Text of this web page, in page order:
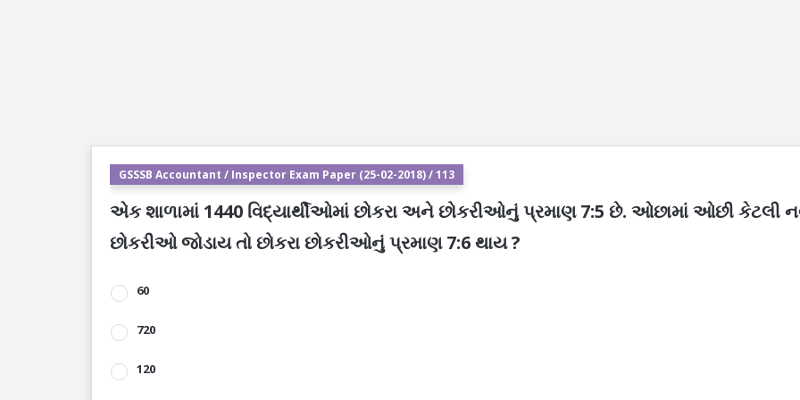
GSSSB Accountant / Inspector Exam Paper (25-02-2018) / 113
એક શાળામાં 1440 વિદ્યાર્થીઓમાં છોકરા અને છોકરીઓનું પ્રમાણ 7:5 છે. ઓછામાં ઓછી કેટલી
છોકરીઓ જોડાય તો છોકરા છોકરીઓનું પ્રમાણ 7:6 થાય ?
60
720
120